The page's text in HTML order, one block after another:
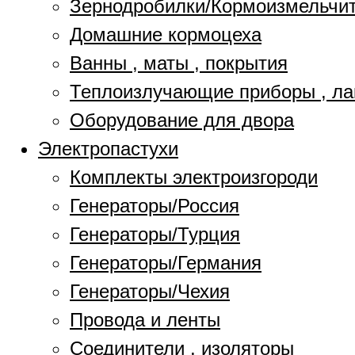
Зернодробилки/
Домашние кормоцеха
Ванны , маты , покрытия
Теплоизлучающие приборы ,
Оборудование для двора
Электропастухи
Комплекты электроизгороди
Генераторы/Россия
Генераторы/Турция
Генераторы/Германия
Генераторы/Чехия
Провода и ленты
Соединители , изоляторы